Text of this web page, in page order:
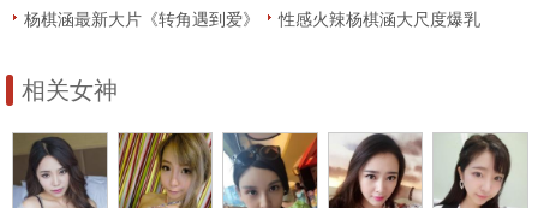
术照摄影
美图
杨棋涵最新大片《转角遇到爱》
性感火辣杨棋涵大尺度爆乳
相关女神